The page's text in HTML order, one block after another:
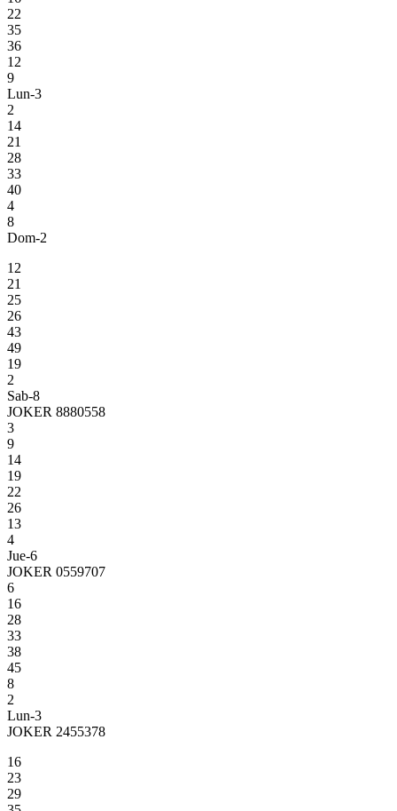
22
35
36
12
9
Lun-3
2
14
21
28
33
40
4
8
Dom-2
12
21
25
26
43
49
19
2
Sab-8
JOKER 8880558
3
9
14
19
22
26
13
4
Jue-6
JOKER 0559707
6
16
28
33
38
45
8
2
Lun-3
JOKER 2455378
16
23
29